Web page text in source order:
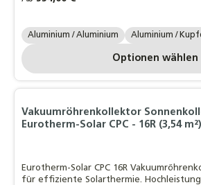
STI Absorbertyp:
Aluminium / Aluminium Aluminium /
Optionen wählen
Vakuumröhrenkollektor
Eurotherm-Solar CPC - 16R (3,54 m²)
Eurotherm-Solar CPC 16R
für effiziente Solarthermie.